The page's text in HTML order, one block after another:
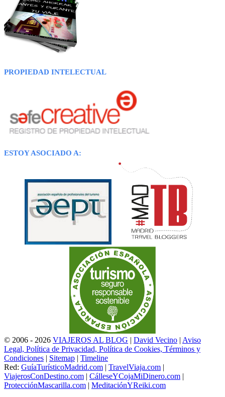
PROPIEDAD INTELECTUAL
ESTOY ASOCIADO A:
© 2006 - 2026 VIAJEROS AL BLOG | David Vecino | Aviso
Legal, Política de Privacidad, Política de Cookies, Términos y
Condiciones | Sitemap | Timeline
Red: GuíaTurísticoMadrid.com | TravelViaja.com |
ViajerosConDestino.com | CálleseYCojaMiDinero.com |
ProtecciónMascarilla.com | MeditaciónYReiki.com